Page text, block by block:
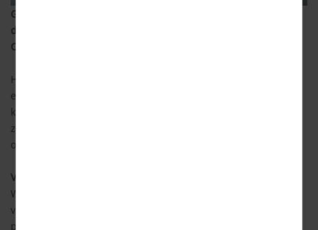
Groen licht voor T-Mobile om de mobiele provider Tele2
definitief over te nemen (zonder voorwaarden). De Europese
Commissie heeft dat na onderzoek besloten.
Het onderzoek van de Europese Commissie vond plaats, om
er zeker van te zijn dat de overname van Tele2 geen hogere
kosten voor bellen, sms’en en mobiel internet met zich mee
zou brengen. Volgens de Commissie zullen prijsstijgingen
onwaarschijnlijk zijn.
Verschillende oorzaken
Waarom de Commissie dat concludeert, komt door
verschillende oorzaken. Het marktaandeel van beide
providers is relatief klein, vergeleken met de andere twee